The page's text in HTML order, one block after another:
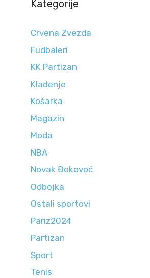
Kategorije
Crvena Zvezda
Fudbaleri
KK Partizan
Klađenje
Košarka
Magazin
Moda
NBA
Novak Đokovoć
Odbojka
Ostali sportovi
Pariz2024
Partizan
Sport
Tenis